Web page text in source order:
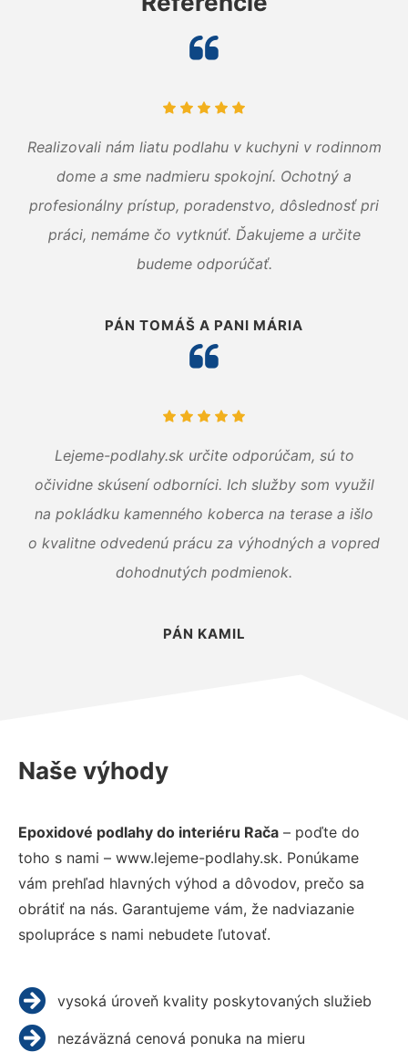
Realizovali nám liatu podlahu v kuchyni v rodinnom
dome a sme nadmieru spokojní. Ochotný a
profesionálny prístup, poradenstvo, dôslednosť pri
práci, nemáme čo vytknúť. Ďakujeme a určite
budeme odporúčať.
PÁN TOMÁŠ A PANI MÁRIA
Lejeme-podlahy.sk určite odporúčam, sú to
očividne skúsení odborníci. Ich služby som využil
na pokládku kamenného koberca na terase a išlo
o kvalitne odvedenú prácu za výhodných a vopred
dohodnutých podmienok.
PÁN KAMIL
Naše výhody
Epoxidové podlahy do interiéru Rača – poďte do
toho s nami – www.lejeme-podlahy.sk. Ponúkame
vám prehľad hlavných výhod a dôvodov, prečo sa
obrátiť na nás. Garantujeme vám, že nadviazanie
spolupráce s nami nebudete ľutovať.
vysoká úroveň kvality poskytovaných služieb
nezáväzná cenová ponuka na mieru